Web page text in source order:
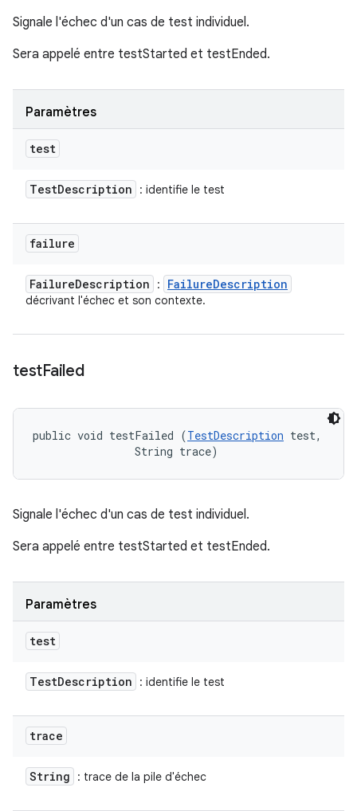
Signale l'échec d'un cas de test individuel.
Sera appelé entre testStarted et testEnded.
Paramètres
test
TestDescription : identifie le test
failure
FailureDescription : FailureDescription
décrivant l'échec et son contexte.
testFailed
public void testFailed (TestDescription test,
                String trace)
Signale l'échec d'un cas de test individuel.
Sera appelé entre testStarted et testEnded.
Paramètres
test
TestDescription : identifie le test
trace
String : trace de la pile d'échec